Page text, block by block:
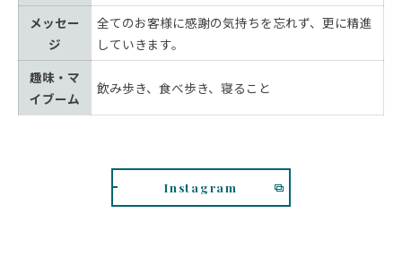
メッセー
ジ
全てのお客様に感謝の気持ちを忘れず、更に精進
していきます。
趣味・マ
イブーム
飲み歩き、食べ歩き、寝ること
Instagram